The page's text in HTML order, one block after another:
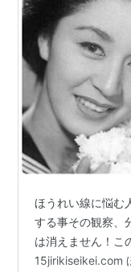
ほうれい線に悩む
する事その観察、
は消えません！こ
15jirikiseikei.com